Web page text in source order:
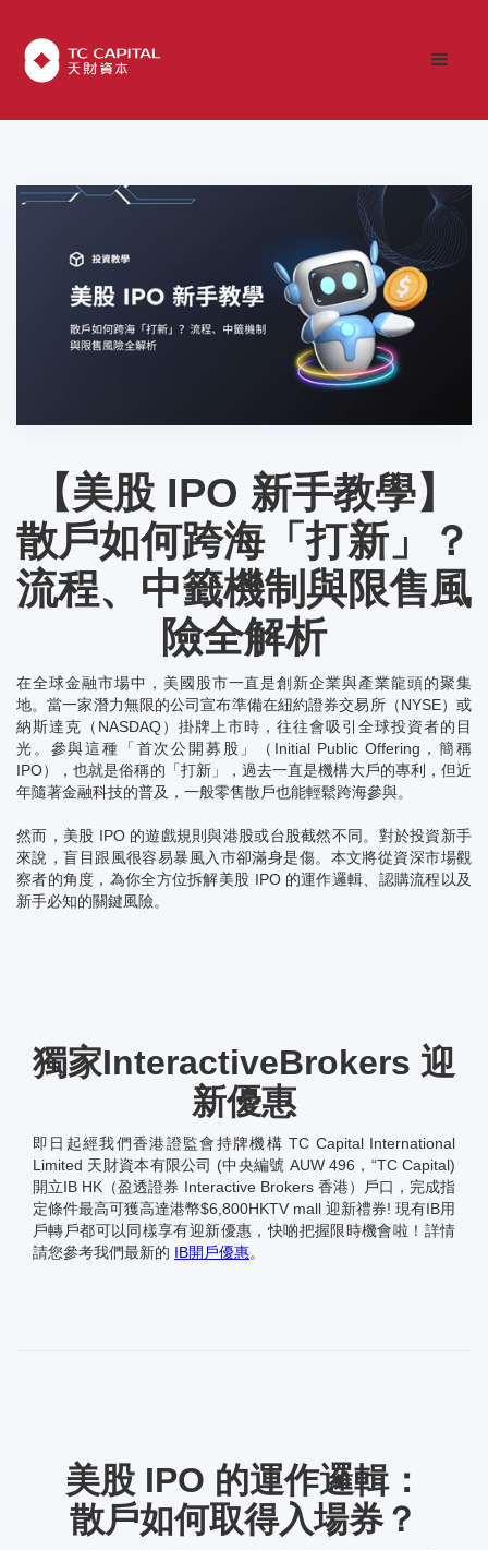
【美股 IPO 新手教學】
散戶如何跨海「打新」？
流程、中籤機制與限售風
險全解析
在全球金融市場中，美國股市一直是創新企業與產業龍頭的聚集
地。當一家潛力無限的公司宣布準備在紐約證券交易所（NYSE）或
納斯達克（NASDAQ）掛牌上市時，往往會吸引全球投資者的目
光。參與這種「首次公開募股」（Initial Public Offering，簡稱
IPO），也就是俗稱的「打新」，過去一直是機構大戶的專利，但近
年隨著金融科技的普及，一般零售散戶也能輕鬆跨海參與。
然而，美股 IPO 的遊戲規則與港股或台股截然不同。對於投資新手
來說，盲目跟風很容易暴風入市卻滿身是傷。本文將從資深市場觀
察者的角度，為你全方位拆解美股 IPO 的運作邏輯、認購流程以及
新手必知的關鍵風險。
獨家InteractiveBrokers 迎
新優惠
即日起經我們香港證監會持牌機構 TC Capital International
Limited 天財資本有限公司 (中央編號 AUW 496，“TC Capital)
開立IB HK（盈透證券 Interactive Brokers 香港）戶口，完成指
定條件最高可獲高達港幣$6,800HKTV mall 迎新禮券! 現有IB用
戶轉戶都可以同樣享有迎新優惠，快啲把握限時機會啦！詳情
請您參考我們最新的 IB開戶優惠。
美股 IPO 的運作邏輯：
散戶如何取得入場券？